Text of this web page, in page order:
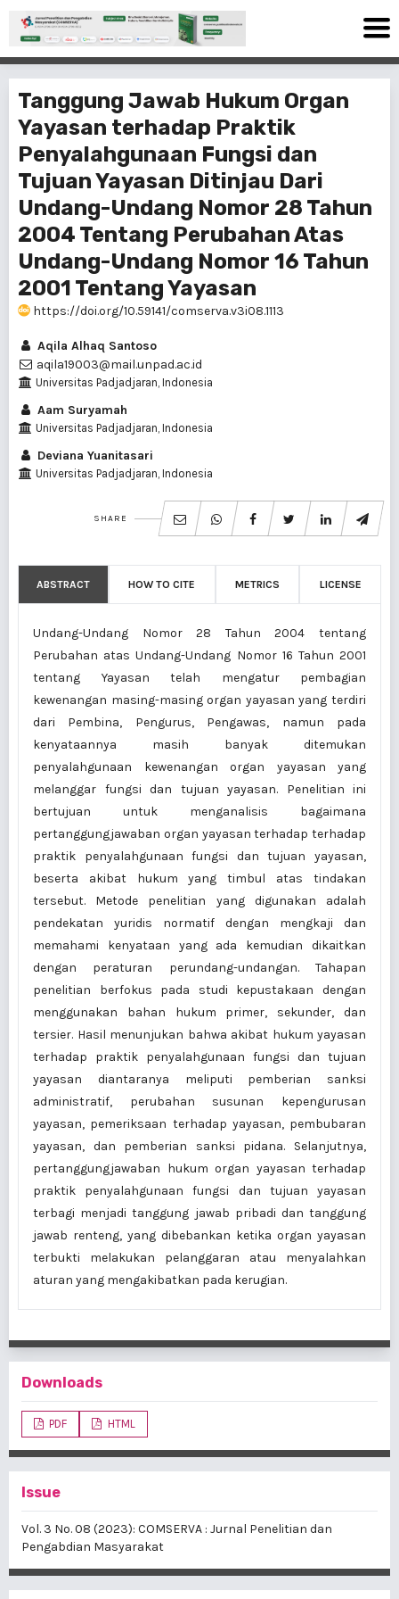
Tanggung Jawab Hukum Organ
Yayasan terhadap Praktik
Penyalahgunaan Fungsi dan
Tujuan Yayasan Ditinjau Dari
Undang-Undang Nomor 28 Tahun
2004 Tentang Perubahan Atas
Undang-Undang Nomor 16 Tahun
2001 Tentang Yayasan
https://doi.org/10.59141/comserva.v3i08.1113
Aqila Alhaq Santoso
aqila19003@mail.unpad.ac.id
Universitas Padjadjaran, Indonesia
Aam Suryamah
Universitas Padjadjaran, Indonesia
Deviana Yuanitasari
Universitas Padjadjaran, Indonesia
SHARE
ABSTRACT HOW TO CITE METRICS LICENSE
Undang-Undang Nomor 28 Tahun 2004 tentang
Perubahan atas Undang-Undang Nomor 16 Tahun 2001
tentang Yayasan telah mengatur pembagian
kewenangan masing-masing organ yayasan yang terdiri
dari Pembina, Pengurus, Pengawas, namun pada
kenyataannya masih banyak ditemukan
penyalahgunaan kewenangan organ yayasan yang
melanggar fungsi dan tujuan yayasan. Penelitian ini
bertujuan untuk menganalisis bagaimana
pertanggungjawaban organ yayasan terhadap terhadap
praktik penyalahgunaan fungsi dan tujuan yayasan,
beserta akibat hukum yang timbul atas tindakan
tersebut. Metode penelitian yang digunakan adalah
pendekatan yuridis normatif dengan mengkaji dan
memahami kenyataan yang ada kemudian dikaitkan
dengan peraturan perundang-undangan. Tahapan
penelitian berfokus pada studi kepustakaan dengan
menggunakan bahan hukum primer, sekunder, dan
tersier. Hasil menunjukan bahwa akibat hukum yayasan
terhadap praktik penyalahgunaan fungsi dan tujuan
yayasan diantaranya meliputi pemberian sanksi
administratif, perubahan susunan kepengurusan
yayasan, pemeriksaan terhadap yayasan, pembubaran
yayasan, dan pemberian sanksi pidana. Selanjutnya,
pertanggungjawaban hukum organ yayasan terhadap
praktik penyalahgunaan fungsi dan tujuan yayasan
terbagi menjadi tanggung jawab pribadi dan tanggung
jawab renteng, yang dibebankan ketika organ yayasan
terbukti melakukan pelanggaran atau menyalahkan
aturan yang mengakibatkan pada kerugian.
Downloads
PDF HTML
Issue
Vol. 3 No. 08 (2023): COMSERVA : Jurnal Penelitian dan
Pengabdian Masyarakat